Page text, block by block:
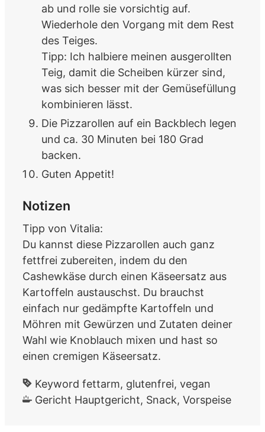
ab und rolle sie vorsichtig auf.
Wiederhole den Vorgang mit dem Rest
des Teiges.
Tipp: Ich halbiere meinen ausgerollten
Teig, damit die Scheiben kürzer sind,
was sich besser mit der Gemüsefüllung
kombinieren lässt.
Die Pizzarollen auf ein Backblech legen
und ca. 30 Minuten bei 180 Grad
backen.
Guten Appetit!
Notizen
Tipp von Vitalia:
Du kannst diese Pizzarollen auch ganz
fettfrei zubereiten, indem du den
Cashewkäse durch einen Käseersatz aus
Kartoffeln austauschst. Du brauchst
einfach nur gedämpfte Kartoffeln und
Möhren mit Gewürzen und Zutaten deiner
Wahl wie Knoblauch mixen und hast so
einen cremigen Käseersatz.
Keyword fettarm, glutenfrei, vegan
Gericht Hauptgericht, Snack, Vorspeise